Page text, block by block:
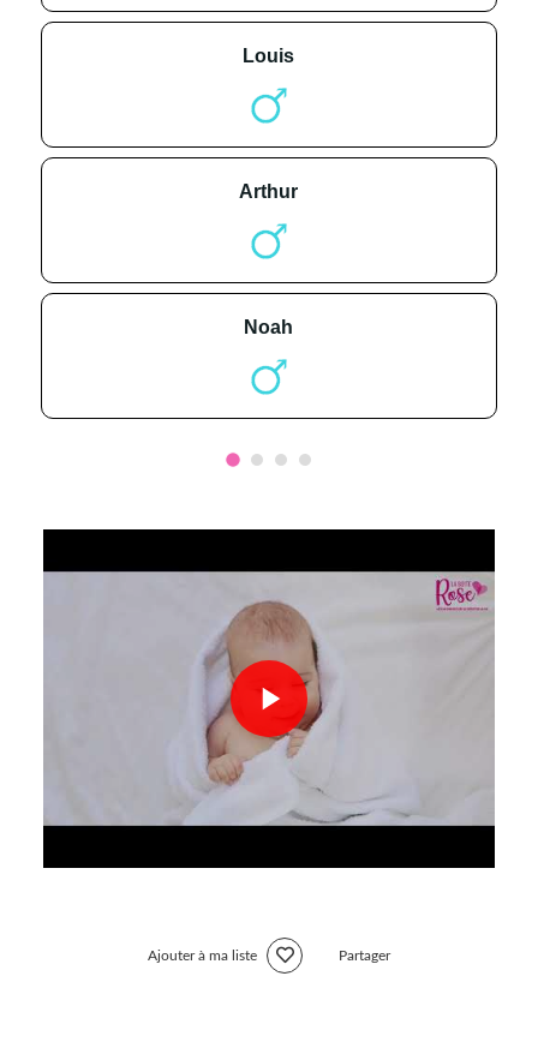
louis
arthur
noah
Ajouter à ma liste Partager